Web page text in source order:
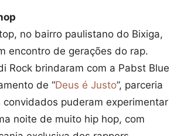
no bairro paulistano do Bixiga,
encontro de gerações do rap.
Rock brindaram com a Pabst Blue
de “Deus é Justo”, parceria
convidados puderam experimentar
noite de muito hip hop, com